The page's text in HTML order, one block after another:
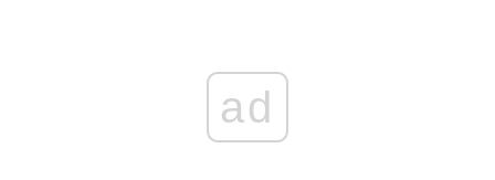
ad